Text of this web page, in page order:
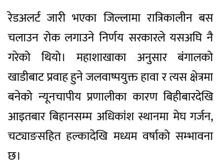
रेडअलर्ट जारी भएका जिल्लामा रात्रिकालीन बस
चलाउन रोक लगाउने निर्णय सरकारले यसअघि नै
गरेको थियो। महाशाखाका अनुसार बंगालको
खाडीबाट प्रवाह हुने जलवाष्पयुक्त हावा र त्यस क्षेत्रमा
बनेको न्यूनचापीय प्रणालीका कारण बिहीबारदेखि
आइतबार बिहानसम्म अधिकांश स्थानमा मेघ गर्जन,
चट्याङसहित हल्कादेखि मध्यम वर्षाको सम्भावना
छ।